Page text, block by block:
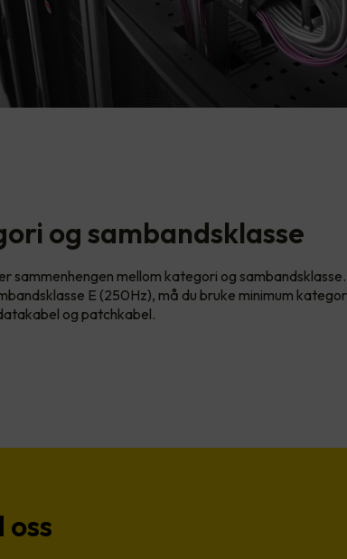
og sambandsklasse
sammenhengen mellom kategori og
E (250Hz), må du bruke minimum
og patchkabel.